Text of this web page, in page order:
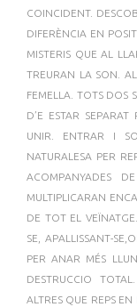
COINCIDENT.
DIFERÈNCIA EN
MISTERIS QUE AL
TREURAN LA SON.
FEMELLA. TOTS DOS
D’E ESTAR
UNIR. ENTRAR I
NATURALESA PER
ACOMPANYADES
MULTIPLICARAN
DE TOT EL
SE, APALLISSANT-
PER ANAR MÉS
DESTRUCCIO
ALTRES QUE REPS